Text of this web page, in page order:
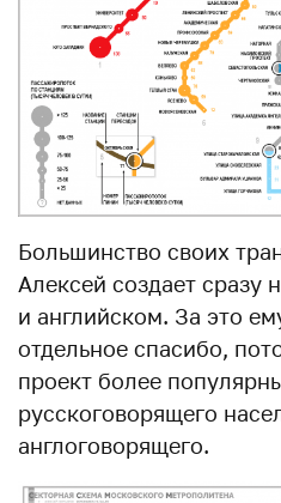
Большинство своих
Алексей создает сразу
и английском. За это
отдельное спасибо,
проект более
русскоговорящего
англоговорящего.